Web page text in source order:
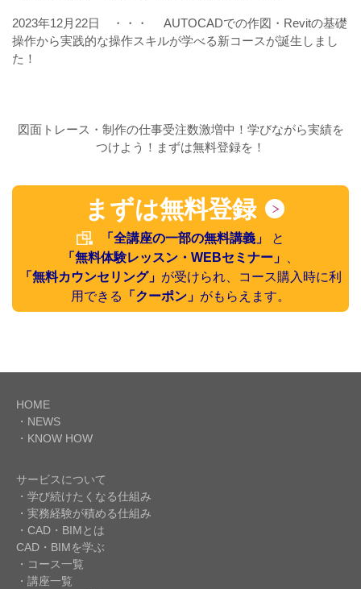
2023年12月22日 ・・・
AUTOCADでの作図・Revitの基礎
操作から実践的な操作スキルが学べる新コースが誕生しまし
た！
図面トレース・制作の仕事受注数激増中！学びながら実績を
つけよう！まずは無料登録を！
まずは無料登録
「全講座の一部の無料講義」
と
「無料体験レッスン・WEBセミナー」
「無料カウンセリング」 が受けられ、コース購入時に利
用できる
「クーポン」 がもらえます。
HOME
・NEWS
・KNOW HOW
サービスについて
・学び続けたくなる仕組み
・実務経験が積める仕組み
・CAD・BIMとは
CAD・BIMを学ぶ
・コース一覧
・講座一覧